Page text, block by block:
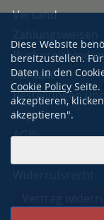
Versand
Kontakt
Bestellungen
Impressum
AGBs
Diese Website
bereitzustellen.
Daten in den
Cookie Policy Seite.
akzeptieren,
akzeptieren".